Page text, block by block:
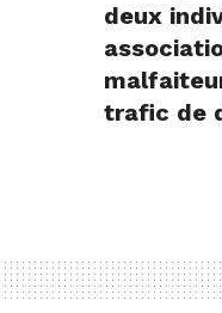
deux
trafic de